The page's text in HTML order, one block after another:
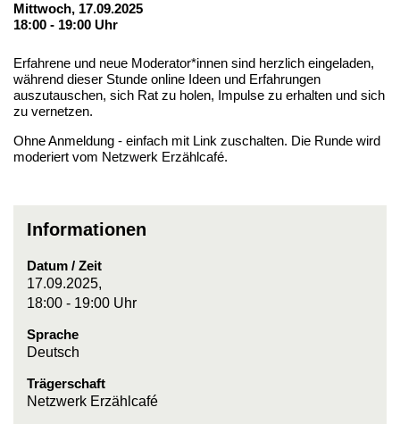
Mittwoch, 17.09.2025
18:00 - 19:00 Uhr
Erfahrene und neue Moderator*innen sind herzlich eingeladen,
während dieser Stunde online Ideen und Erfahrungen
auszutauschen, sich Rat zu holen, Impulse zu erhalten und sich
zu vernetzen.
Ohne Anmeldung - einfach mit Link zuschalten. Die Runde wird
moderiert vom Netzwerk Erzählcafé.
Informationen
Datum / Zeit
17.09.2025,
18:00 - 19:00 Uhr
Sprache
Deutsch
Trägerschaft
Netzwerk Erzählcafé